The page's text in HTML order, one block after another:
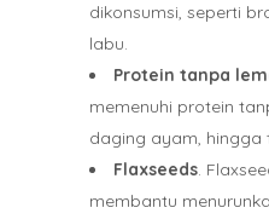
dikonsumsi, seperti
labu.
Protein tanpa
memenuhi protein
daging ayam, hingga
Flaxseeds.
membantu